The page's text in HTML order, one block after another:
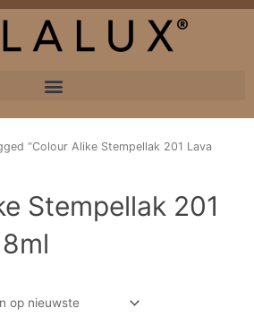
“Colour Alike Stempellak 201 Lava
Stempellak 201